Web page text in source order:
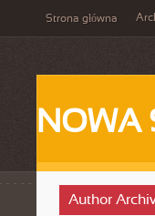
Strona główna
NOWA
Author